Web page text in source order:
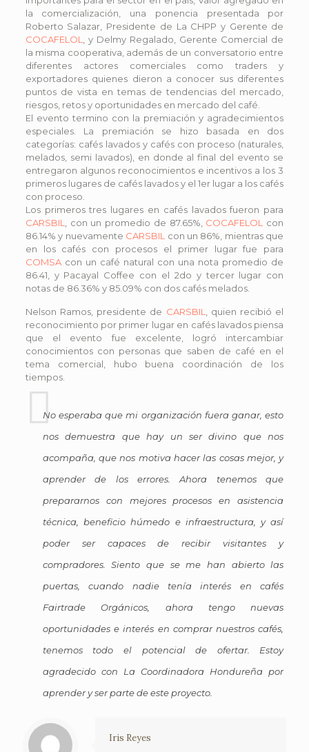
la comercialización, una ponencia presentada por
Roberto Salazar, Presidente de La CHPP y Gerente de
COCAFELOL
, y Delmy Regalado, Gerente Comercial de
la misma cooperativa, además de un conversatorio entre
diferentes actores comerciales como traders y
exportadores quienes dieron a conocer sus diferentes
puntos de vista en temas de tendencias del mercado,
riesgos, retos y oportunidades en mercado del café.
El evento termino con la premiación y agradecimientos
especiales. La premiación se hizo basada en dos
categorías: cafés lavados y cafés con proceso (naturales,
melados, semi lavados), en donde al final del evento se
entregaron algunos reconocimientos e incentivos a los 3
primeros lugares de cafés lavados y el 1er lugar a los cafés
con proceso.
Los primeros tres lugares en cafés lavados fueron para
CARSBIL
, con un promedio de 87.65%, COCAFELOL
con
86.14% y nuevamente CARSBIL
con un 86%, mientras que
en los cafés con procesos el primer lugar fue para
COMSAcon un café natural con una nota promedio de
86.41, y Pacayal Coffee con el 2do y tercer lugar con
notas de 86.36% y 85.09% con dos cafés melados.
Nelson Ramos, presidente de CARSBIL
, quien recibió el
reconocimiento por primer lugar en cafés lavados piensa
que el evento fue excelente, logró intercambiar
conocimientos con personas que saben de café en el
tema comercial, hubo buena coordinación de los
tiempos.
No esperaba que mi organización fuera ganar, esto
nos demuestra que hay un ser divino que nos
acompaña, que nos motiva hacer las cosas mejor, y
aprender de los errores. Ahora tenemos que
prepararnos con mejores procesos en asistencia
técnica, beneficio húmedo e infraestructura, y así
poder ser capaces de recibir visitantes y
compradores. Siento que se me han abierto las
puertas, cuando nadie tenía interés en cafés
Fairtrade Orgánicos, ahora tengo nuevas
oportunidades e interés en comprar nuestros cafés,
tenemos todo el potencial de ofertar. Estoy
agradecido con La Coordinadora Hondureña por
aprender y ser parte de este proyecto.
Iris Reyes